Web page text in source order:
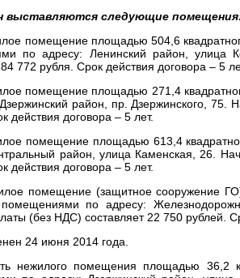
выставляются следующие
помещение площадью 504,6
по адресу: Ленинский район, улица
772 рубля. Срок действия договора – 5
помещение площадью 271,4
район, пр. Дзержинского,
действия договора – 5 лет.
помещение площадью 613,4
район, улица Каменская, 26.
действия договора – 5 лет.
помещение (защитное сооружение
по адресу:
(без НДС) составляет 22 750 рублей.
24 июня 2014 года.
нежилого помещения площадью 36,2